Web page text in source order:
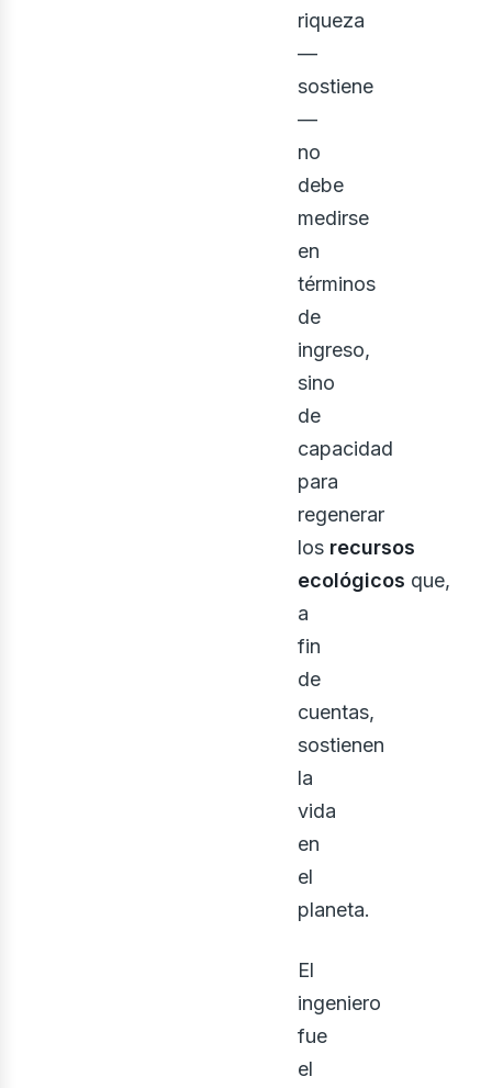
riqueza
—
sostiene
—
no
debe
medirse
en
términos
de
ingreso,
sino
de
capacidad
para
regenerar
los recursos
ecológicos que,
a
fin
de
cuentas,
sostienen
la
vida
en
el
planeta.
El
ingeniero
fue
el